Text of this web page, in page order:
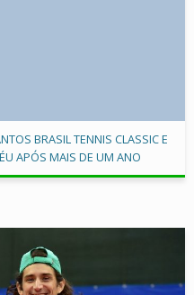
BRASIL TENNIS CLASSIC E
APÓS MAIS DE UM ANO